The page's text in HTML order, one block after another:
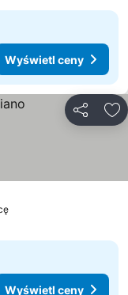
Wyświetl ceny
Wyświetl ceny
Wyświetl ceny